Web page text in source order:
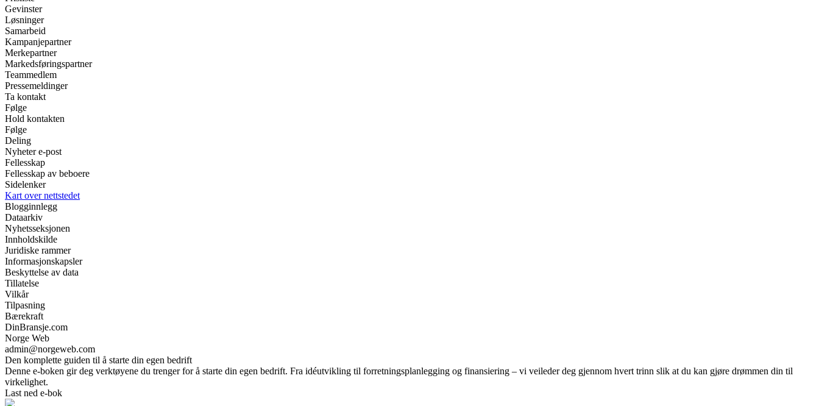
Gevinster
Løsninger
Samarbeid
Kampanjepartner
Merkepartner
Markedsføringspartner
Teammedlem
Pressemeldinger
Ta kontakt
Følge
Hold kontakten
Følge
Deling
Nyheter e-post
Fellesskap
Fellesskap av beboere
Sidelenker
Kart over nettstedet
Blogginnlegg
Dataarkiv
Nyhetsseksjonen
Innholdskilde
Juridiske rammer
Informasjonskapsler
Beskyttelse av data
Tillatelse
Vilkår
Tilpasning
Bærekraft
DinBransje.com
Norge Web
admin@norgeweb.com
Den komplette guiden til å starte din egen bedrift
Denne e-boken gir deg verktøyene du trenger for å starte din egen bedrift. Fra idéutvikling til forretningsplanlegging og finansiering – vi veileder deg gjennom hvert trinn slik at du kan gjøre drømmen din til
virkelighet.
Last ned e-bok